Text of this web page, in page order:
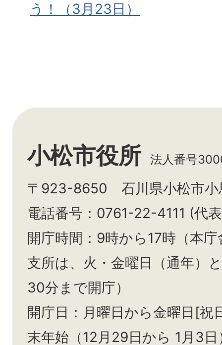
う！（3月23日）
小松市役所 法人番号
〒923-8650 石川県小松市小
電話番号：0761-22-4111 (代
開庁時間：9時から17時（本
支所は、火・金曜日（通年）と
30分まで開庁）
開庁日：月曜日から金曜日[祝
末年始（12月29日から 1月3